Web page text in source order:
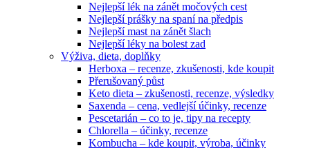
Nejlepší lék na zánět močových cest
Nejlepší prášky na spaní na předpis
Nejlepší mast na zánět šlach
Nejlepší léky na bolest zad
Výživa, dieta, doplňky
Herboxa – recenze, zkušenosti, kde koupit
Přerušovaný půst
Keto dieta – zkušenosti, recenze, výsledky
Saxenda – cena, vedlejší účinky, recenze
Pescetarián – co to je, tipy na recepty
Chlorella – účinky, recenze
Kombucha – kde koupit, výroba, účinky